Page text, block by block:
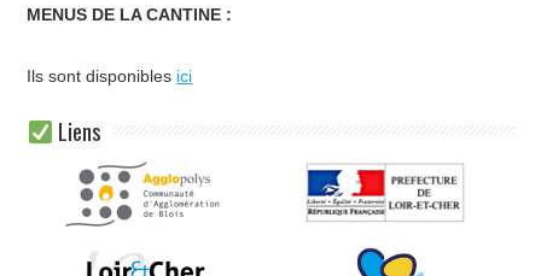
MENUS DE LA CANTINE :
Ils sont disponibles ici
Liens